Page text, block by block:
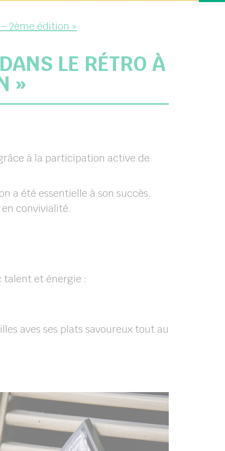
2ème édition »
LE RÉTRO À
»
à la participation active de
a été essentielle à son succès.
convivialité.
talent et énergie :
aves ses plats savoureux tout au